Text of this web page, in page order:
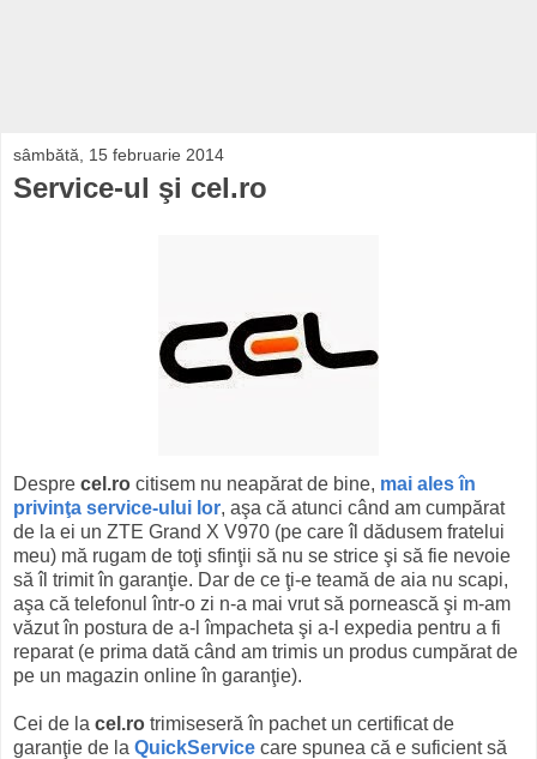
sâmbătă, 15 februarie 2014
Service-ul şi cel.ro
Despre cel.ro citisem nu neapărat de bine, mai ales în
privinţa service-ului lor, aşa că atunci când am cumpărat
de la ei un ZTE Grand X V970 (pe care îl dădusem fratelui
meu) mă rugam de toţi sfinţii să nu se strice şi să fie nevoie
să îl trimit în garanţie. Dar de ce ţi-e teamă de aia nu scapi,
aşa că telefonul într-o zi n-a mai vrut să pornească şi m-am
văzut în postura de a-l împacheta şi a-l expedia pentru a fi
reparat (e prima dată când am trimis un produs cumpărat de
pe un magazin online în garanţie).
Cei de la cel.ro trimiseseră în pachet un certificat de
garanţie de la QuickService care spunea că e suficient să